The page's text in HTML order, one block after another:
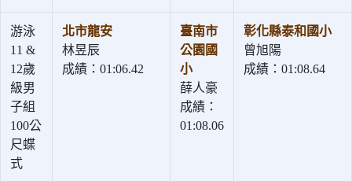
游泳
11 &
12歲
級男
子組
100公
尺蝶
式
北市龍安
林昱辰
成績：01:06.42
臺南市
公園國
小
薛人豪
成績：
01:08.06
彰化縣泰和國小
曾旭陽
成績：01:08.64